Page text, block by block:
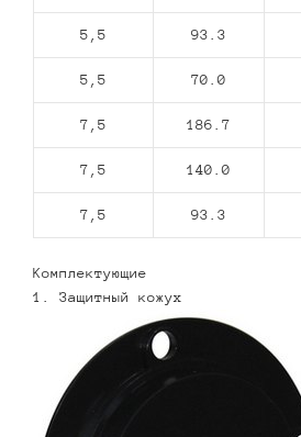
5,5 93.3
5,5 70.0
7,5 186.7
7,5 140.0
7,5 93.3
Комплектующие
1. Защитный кожух